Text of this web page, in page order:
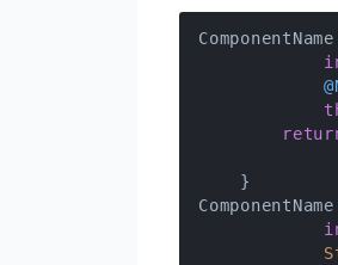
ComponentName
ComponentName